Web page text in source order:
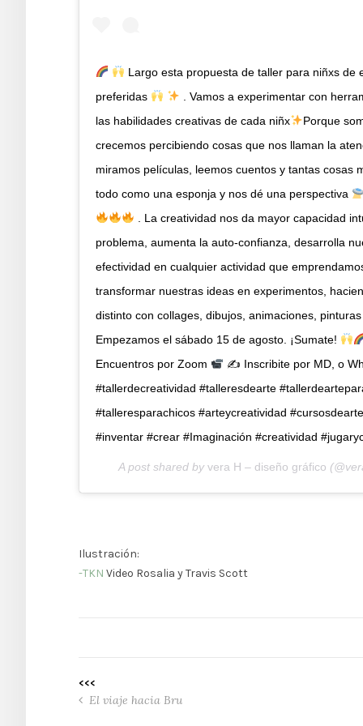
Largo esta propuesta de taller para niñxs de
preferidas
. Vamos a experimentar con
las habilidades creativas de cada niñx
Porque
crecemos percibiendo cosas que nos llaman la
miramos películas, leemos cuentos y tantas cosas
todo como una esponja y nos dé una perspectiva
. La creatividad nos da mayor capacidad
problema, aumenta la auto-confianza, desarrolla
efectividad en cualquier actividad que
transformar nuestras ideas en experimentos,
distinto con collages, dibujos, animaciones,
Empezamos el sábado 15 de agosto. ¡Sumate!
Encuentros por Zoom
✍ Inscribite por MD, o
#tallerdecreatividad #talleresdearte
#talleresparachicos #arteycreatividad
#inventar #crear #Imaginación #creatividad
A post shared by vera H – diseño gráfico
Ilustración:
-TKN Video Rosalia y Travis Scott
<<<
El viaje hacia Bru